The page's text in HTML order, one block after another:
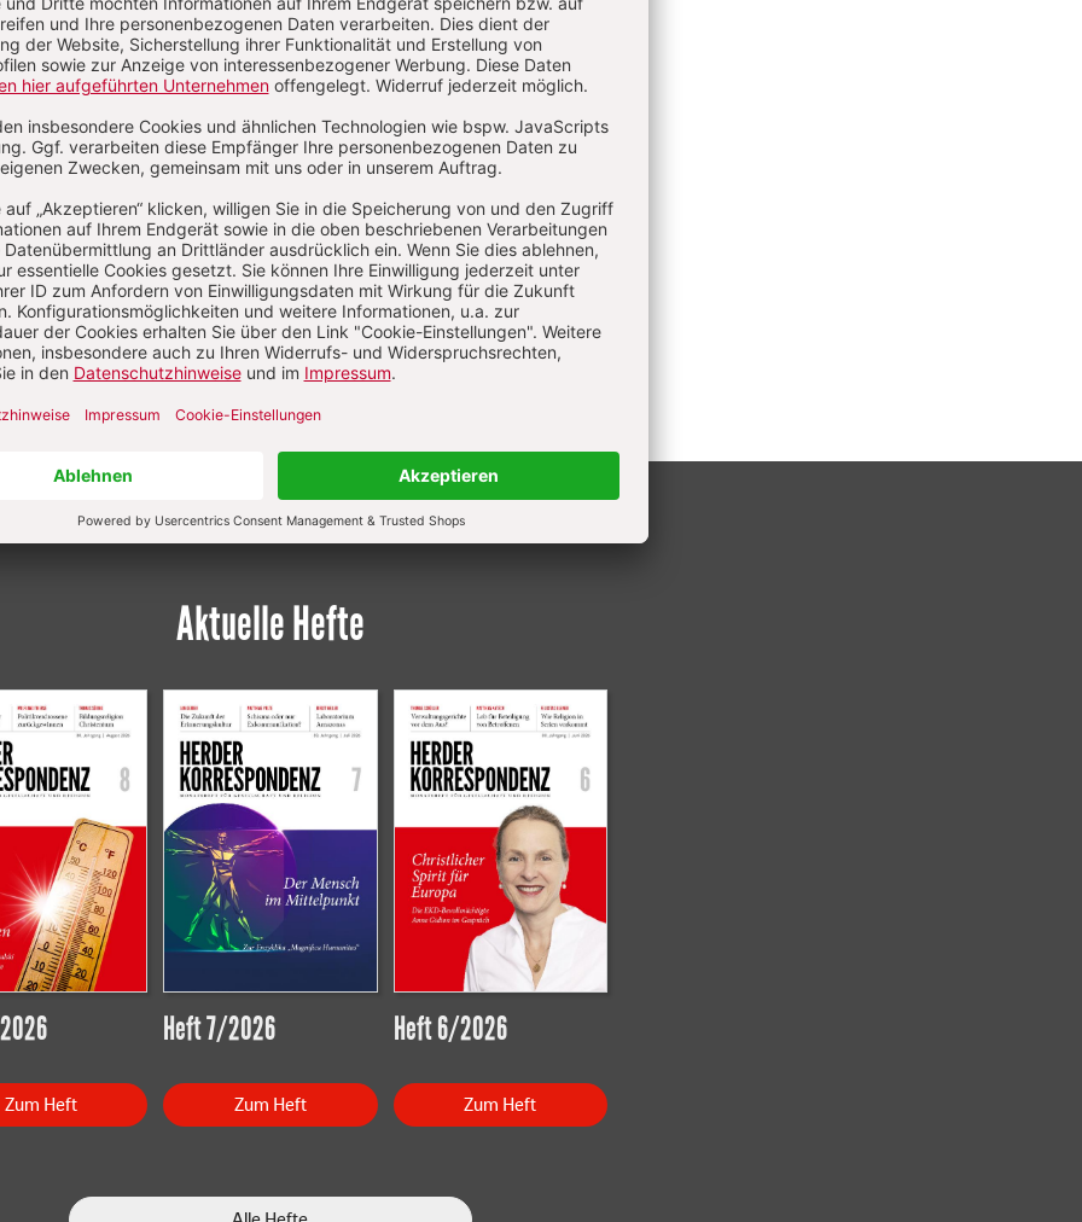
Neueste Artikel zum Thema
Kirche nach der Unabhängigkeit des
Hilflosigkeit und Wut Von Stefan Kube
Aktuelle Hefte
Zum Heft
Heft 7/2026
Zum Heft
Heft 6/2026
Zum Heft